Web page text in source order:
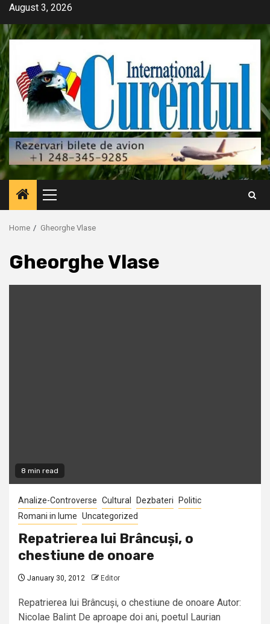
Skip
content
August 3, 2026
Primary
Menu
Home Gheorghe Vlase
Gheorghe Vlase
8 min read
Analize-Controverse Cultural Dezbateri
Politic
Romani in lume Uncategorized
Repatrierea lui Brâncuși, o
chestiune de onoare
January 30, 2012 Editor
Repatrierea lui Brâncuși, o chestiune de onoare Autor:
Nicolae Balint De aproape doi ani, poetul Laurian